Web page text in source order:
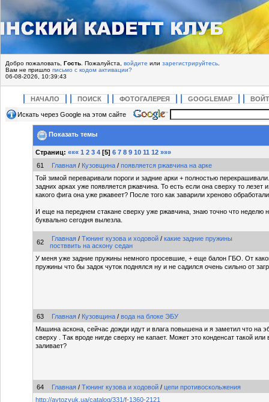
Добро пожаловать, Гость . Пожалуйста, войдите или зарегистрируйтесь
Вам не пришло письмо с кодом активации?
06-08-2026, 10:39:43
НАЧАЛО ПОИСК ФОТОГАЛЕРЕЯ GOOGLEMAP
Искать через Google на этом сайте
Показать темы
Страниц: ««« 1 2 3 4 [5] 6 7 8 9 10 11 12 »»»
61
Главная / Кузовщина / появляется ржавчина на арке
Той зимой переваривали пороги и задние арки + полностью
задних арках уже появляется ржавчина. То есть если она сверху то лезет
какого фига она уже ржавеет? После того как заварили хреново
И еще на переднем стакане сверху уже ржавчина, знаю точно что неделю
буквально сегодня вылезла.
62 Главная / Тюнинг кузова и ходовой / какие задние пружины
постввить на аскону седан
У меня уже задние пружины немного просевшие, + еще балон ГБО. От
пружины что бы задок чуток поднялся ну и не садился очень сильно от
63 Главная / Кузовщина / вода на блоке ЭБУ
Машина аскона, сейчас дожди идут и влага повышена и я заметил что на
сверху . Так вроде нигде сверху не капает. Может это конденсат такой или
заливает?
64 Главная / Тюнинг кузова и ходовой / цепи противоскольжения
http://avtozvuk.ua/catalog/331/f-1360-2121